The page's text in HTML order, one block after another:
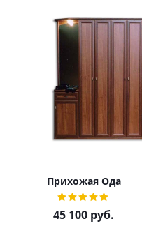
Прихожая Ода
45 100 руб.